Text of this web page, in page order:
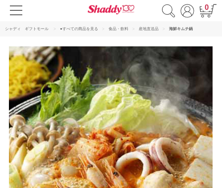
0
シャディ ギフトモール ●すべての商品を見る 食品・飲料 産地直送品 海鮮キムチ鍋